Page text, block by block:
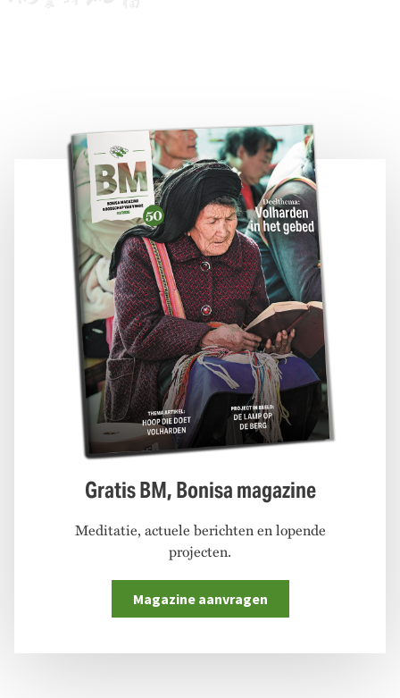
Gratis BM, Bonisa magazine
Meditatie, actuele berichten en lopende
projecten.
Magazine aanvragen